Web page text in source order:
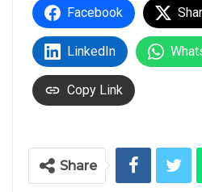
Facebook
LinkedIn
Copy Link
Share